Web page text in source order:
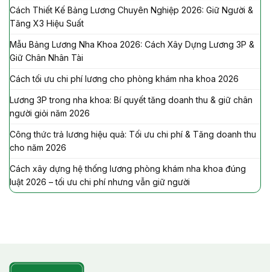
Cách Thiết Kế Bảng Lương Chuyên Nghiệp 2026: Giữ Người &
Tăng X3 Hiệu Suất
Mẫu Bảng Lương Nha Khoa 2026: Cách Xây Dựng Lương 3P &
Giữ Chân Nhân Tài
Cách tối ưu chi phí lương cho phòng khám nha khoa 2026
Lương 3P trong nha khoa: Bí quyết tăng doanh thu & giữ chân
người giỏi năm 2026
Công thức trả lương hiệu quả: Tối ưu chi phí & Tăng doanh thu
cho năm 2026
Cách xây dựng hệ thống lương phòng khám nha khoa đúng
luật 2026 – tối ưu chi phí nhưng vẫn giữ người